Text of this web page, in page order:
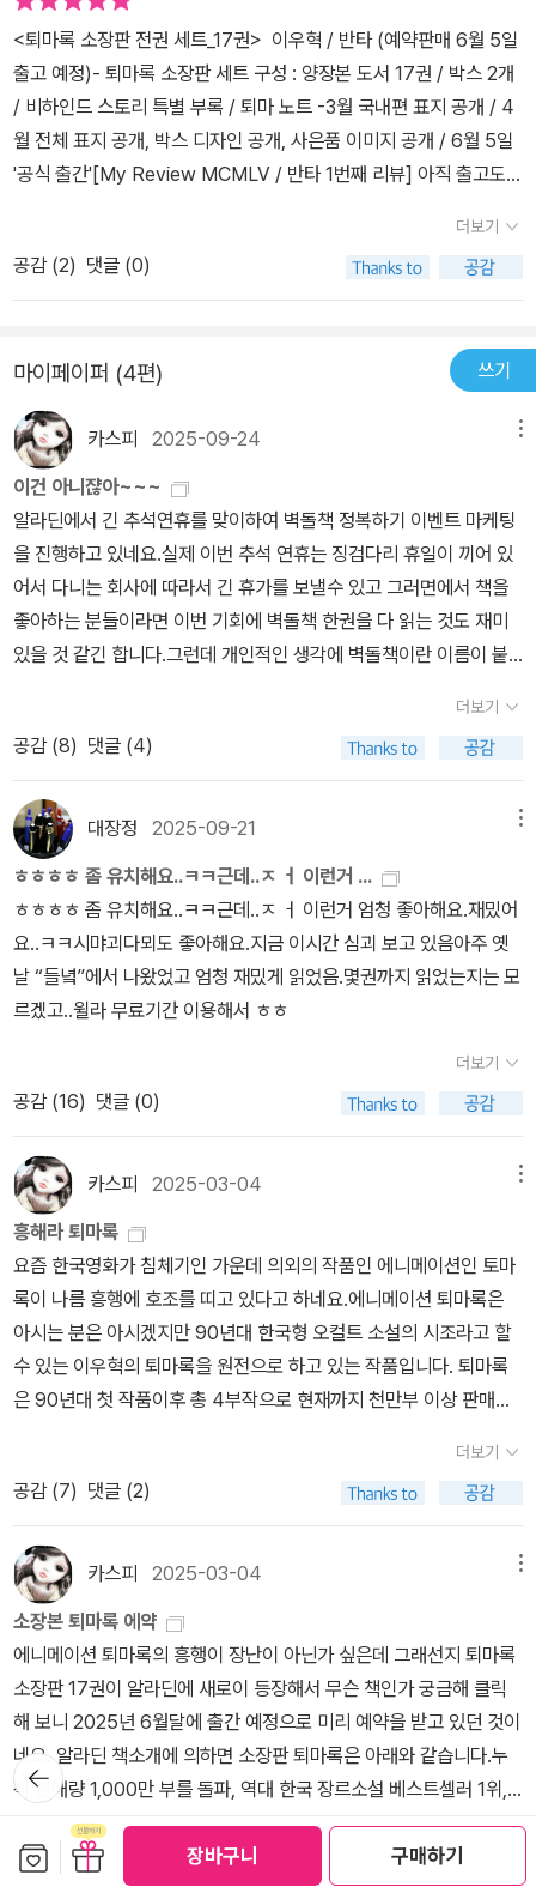
장바구니 구매하기
<퇴마록 소장판 전권 세트_17권> 이우혁 / 반타 (예약판매 6월 5일
출고 예정)- 퇴마록 소장판 세트 구성 : 양장본 도서 17권 / 박스 2개
/ 비하인드 스토리 특별 부록 / 퇴마 노트 -3월 국내편 표지 공개 / 4
월 전체 표지 공개, 박스 디자인 공개, 사은품 이미지 공개 / 6월 5일
'공식 출간'[My Review MCMLV / 반타 1번째 리뷰] 아직 출고도
마록 애니메이션 영화>가 개봉되었기에 '퇴마록 작품'을 즐기시려는
분들을 위해서 몇 자 적어 올리는 것이 좋겠다는 생각이 들었다. 방금
영화도 감상하고 왔다. 이우혁 작가의 말, '이 영화는 '퇴마록'이 맞다'.
다는 사실을 확인했다. 과거에도 몇 차례 <퇴마록>이란 제목을 달고
영화상영을 시도했지만, 그건 절대 '퇴마록'에 걸맞지 않는 작품이었
다. 그런데 무려 30여 년만에 드디어 '한국형 오컬트 장르'의 선구자
에 걸맞는 완전한 <퇴마록>이 영화화한 것이다. 그렇게나 오랜 시간
이 걸렸어야만 했는지는 알 수 없으나, '원작'만큼의 퀄리티를 높이고,
완성도를 살릴 수 있기 위해서 그토록 오랜 시간이 걸렸던 것이라고
믿고 싶다. 이제 본격적인 애니메이션이 속속 나오기에 앞서 '마지막
개정 작업'에 들어갔고, 심지어 <외전 3권>도 동시에 출간된다고 하
니 정말 기대가 크다. 그럼 <퇴마록> 리뷰를 시작한다.원작소설이 9
리고 '말세편'으로 완간을 한 때가 무려 2001년이다. 그리고서 이번
애니메이션이 나온 것이 2025년이니 둘 사이의 간극이 무려 32년이
나 생겨버렸다. 그래서 애니메이션의 첫 장면은 아이러니하게도 박신
부가 '스마트폰'으로 통화하는 장면이어서 격세지감이 들 정도였다. 9
3년 당시에는 '핸드폰'이 대중화되기 전이었고, 크기도 '벽돌'만 해서
'벽돌폰'이라 불릴 정도였는데 말이다. 아무튼 영화버전은 '현재의 시
점'으로 이야기를 풀어나갈 것 같으니, '원작소설'을 읽을 때 그런 '간
극'을 잘 여미면서 읽으시길 바란다.그리고 '스포일러'라고 해도 좋을
정도로 자세한 리뷰를 할 작정이니, 아직 '원작소설'과 '애니메이션'을
즐기지 못하신 분들은 감안을 하시고 읽으시길 바란다. 그러나 '영화
작'의 차이점을 알고서, 영화를 더 잘 즐기기 위해서 '원작소설'에서
보려 한다. 그래도 너무 많은 스포는 자제하도록 하겠다.기본적으로
애니메이션의 스토리는 4명의 퇴마사가 첫 만남을 하게 되는 장면을
중심으로, 각각의 퇴마능력이 무엇인지 소개하는 것으로 마무리하였
다. 그리고 첫 번째 퇴마록으로 '해동밀교의 서교주'를 최종빌런으로
삼았다. 원작소설에서도 서교주가 등장하는 <하늘이 불타던 날>을
꼼꼼히 읽어보시길 바란다. '해동밀교'는 <퇴마록>의 전편에서 아주
중요한 모티브가 되며, 국내편 1권부터 말세편 5권 마지막까지 계속
연결되는 고리 역할을 한다. 비록 첫 등장과 함께 '해동밀교의 본산'은
서교주의 죽음과 함께 사라지고 말지만, 해동밀교가 남겨놓은 유산인
<해동감결>이 말세의 도래를 예언하고 있기에 잘 기억하고 있어야
작소설에서도 해동밀교에 내려오는 예언이라고 하면서, 장차 혼돈에
빠질 세상의 질서를 바로잡는 네 명의 큰 손님에 대한 이야기를 하는
데, 동방명인, 서방진인, 남방신인, 북방도인이 그들이고, 그중 남방신
인은 해동밀교에 찾아오지는 않는다고 전한다. 여기서 동방명인은 온
갖 주술을 모두 쓸 줄 아는 장준후이고, 서방진인은 가톨릭 신앙을 바
탕으로 아우라를 뿜어내는 박윤규 신부, 남방신인은 밀교의 8대명왕
가운데 애염명왕의 아바타라로 몸속에 신이 깃들어 있는 현승희, 그
리고 마지막 북방도인은 도교적 힘을 바탕으로 한 태극기공과 사악한
것을 물리치는 파사신검을 수련한 이현암을 가리킨다. 원작소설을 이
미 독파하신 분들은 이런 설명이 낯설지 않겠지만, 소위 MZ세대들에
겐 익숙치 않은 설명일테니 조금 쉽게 다시 소개하겠다. 흔히 앱게임
더보기
공감 (2) 댓글 (0)
마이페이퍼 (4편) 쓰기
카스피 2025-09-24
이건 아니쟎아~~~
알라딘에서 긴 추석연휴를 맞이하여 벽돌책 정복하기 이벤트 마케팅
을 진행하고 있네요.실제 이번 추석 연휴는 징검다리 휴일이 끼어 있
어서 다니는 회사에 따라서 긴 휴가를 보낼수 있고 그러면에서 책을
좋아하는 분들이라면 이번 기회에 벽돌책 한권을 다 읽는 것도 재미
있을 것 같긴 합니다.그런데 개인적인 생각에 벽돌책이란 이름이 붙
실제 알라딘에서 추천하는 책들은 이런 책이 좀 드문것 같습니다.알
라딘에서 추천한 교양충전 벽돌책 같은 경우에도 벽돌책이라고 하지
만 ~보통은 7~8백페이지 정도의 책들인데 사실 교양서적에서 이 정
도 두께면 솔직히 좀 두껍긴 합니다.하지만 개인적으로 정말 벽돌 두
께의 베개대용의 책들은 얼마 없는것 같아서 좀 아쉽긴 하네요.알라
딘 추천 책중에 개인적인 생각에 이 정도(천페이지 내외의 책들임)는
되어야 알라딘에서 말하는 벽돌책이 정의에 부합하지 않을까 싶어요.
사실 교양서적으로 천페이지에 육박하는 단행본은 솔직히 긴 연휴기
간이라도 다 읽는다는 것은 좀 버겁단 생각이 듭니다.그래선지 알라
딘에서는 시간순삭 벽돌책이라고 또 추천을 하는데 이건 소설책 위주
로 추천하고 있지만 약간은 꼼수 같아요.실제 작게는 두권부터 크게
는 17권의 세트(퇴마록 소장판) 책을 벽돌책이라고 부르면서 마케팅
니다 ㅋㅋㅋㅋ 개인적으로 긴 연휴기간 동안 벽돌책을 읽으라고 한다
면 솔직히 교양서적은 좀 버겁고 장르 문학 두 작품 정도는 읽을 수 있
지 않을까 생각됩니다.한권은 과학소설이고 나머지 한권은 범죄 문제
를 다룬 논 픽션인데 제 취향에 맞아서 만일 읽게 된다면 추석연휴에
독파할 수 있을 것 같네요.알라디너 여러분들은 어떤 벽돌책을 독파
하실수 있을지 궁금해 집니다.by caspi
더보기
공감 (8) 댓글 (4)
대장정 2025-09-21
ㅎㅎㅎㅎ 좀 유치해요..ㅋㅋ근데..ㅈ ㅓ 이런거 ...
ㅎㅎㅎㅎ 좀 유치해요..ㅋㅋ근데..ㅈ ㅓ 이런거 엄청 좋아해요.재밌어
요..ㅋㅋ시먀괴다뫼도 좋아해요.지금 이시간 심괴 보고 있음아주 옛
날 “들녘”에서 나왔었고 엄청 재밌게 읽었음.몇권까지 읽었는지는 모
르겠고..윌라 무료기간 이용해서 ㅎㅎ
더보기
공감 (16) 댓글 (0)
카스피 2025-03-04
흥해라 퇴마록
요즘 한국영화가 침체기인 가운데 의외의 작품인 에니메이션인 토마
록이 나름 흥행에 호조를 띠고 있다고 하네요.에니메이션 퇴마록은
아시는 분은 아시겠지만 90년대 한국형 오컬트 소설의 시조라고 할
수 있는 이우혁의 퇴마록을 원전으로 하고 있는 작품입니다. 퇴마록
은 90년대 첫 작품이후 총 4부작으로 현재까지 천만부 이상 판매된
마록은 엄청난 인기에 힘입어 98년에 안성기(박신부),현암(신현준),
추상미(승희)주연으로 실사화 되기도 했습니다.98년에 나온 영화로
원작의 인기를 바탕으로 나름 국내 동원 41만명의 흥행(뭐 2025년
송준기 주연의 보고타도 40만명임)을 이룬 작품이나 방대한 원작의
설정만 따온 희대의 졸작으로 평가되며 원작자 이우혁 역시 영화 첫
상영이후 당시의 분노를 표하기도 할 정도였습니다.실사 영화 퇴마록
은 원작자를 쏙 빼놓고 감독과 제작진이 자기들끼리 만들어서 원작과
는 아무 상관없는 영화를 만들어 버린 것이죠.이후 몇차례 실사 영화
화 이야기가 있었지만 다 엎어지고 에니메이션으로 나오게 되었는데
실제 책 내용상 실사영화보다는 에니메이션이 차라리 원작 분위기를
더 잘 표현하고 있어 관객들의 호평을 받고 있습니다.에니메이션 퇴
마록은 1부 첫 몇 에피소드를 그리고 있는데 사실 장대한 스토리를 본
다면 단 한편으로 영화하하기는 어렵고 시리즈 에니메이션이나 실사
더보기
공감 (7) 댓글 (2)
카스피 2025-03-04
소장본 퇴마록 에약
에니메이션 퇴마록의 흥행이 장난이 아닌가 싶은데 그래선지 퇴마록
소장판 17권이 알라딘에 새로이 등장해서 무슨 책인가 궁금해 클릭
해 보니 2025년 6월달에 출간 예정으로 미리 예약을 받고 있던 것이
네요. 알라딘 책소개에 의하면 소장판 퇴마록은 아래와 같습니다.누
적 판매량 1,000만 부를 돌파, 역대 한국 장르소설 베스트셀러 1위,
온오프라인 서점 스테디셀러 등 누구도 뛰어넘을 수 없는 압도적인
기록을 보유한 한국 판타지의 시초 《퇴마록》. 2025년 2월 21일 개
봉한 애니메이션 〈퇴마록〉의 상승세에 힘입어, 오는 6월 소장판 전권
더보기
공감 ( 1 )댓글 (2)
뒤로가
기